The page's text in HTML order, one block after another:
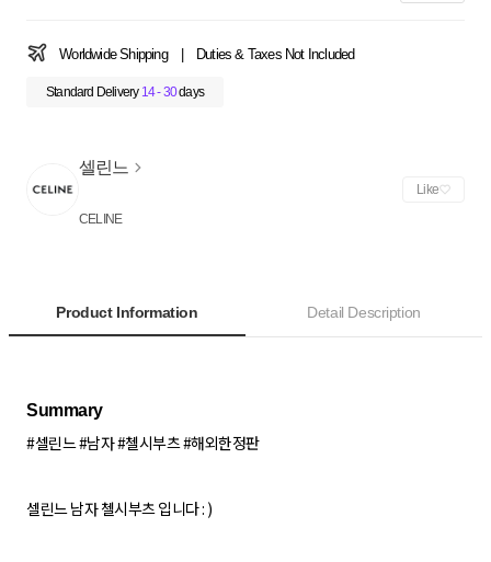
Worldwide Shipping Duties & Taxes Not Included
Standard Delivery 14 - 30days
셀린느
CELINE
Like
Product Information Detail Description
Summary
#셀린느 #남자 #첼시부츠 #해외한정판
셀린느 남자 첼시부츠 입니다 : )